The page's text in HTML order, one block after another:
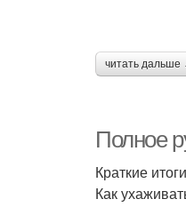
читать дальше
Полное
Краткие итоги
Как